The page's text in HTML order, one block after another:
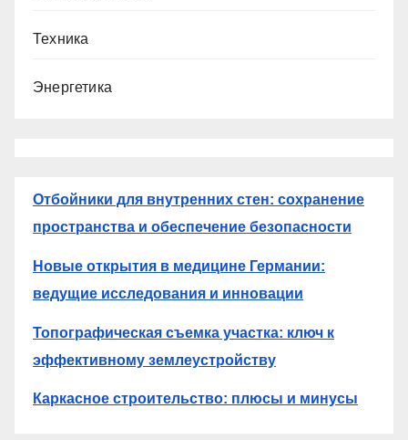
Техника
Энергетика
Отбойники для внутренних стен: сохранение
пространства и обеспечение безопасности
Новые открытия в медицине Германии:
ведущие исследования и инновации
Топографическая съемка участка: ключ к
эффективному землеустройству
Каркасное строительство: плюсы и минусы